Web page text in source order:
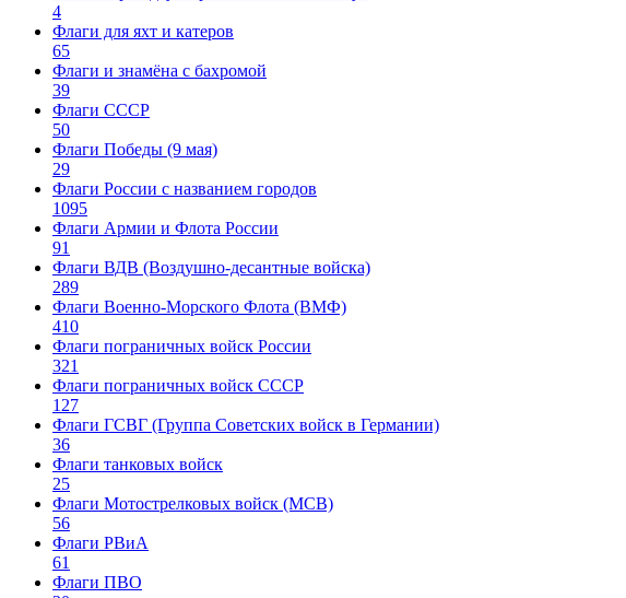
4
Флаги для яхт и катеров
65
Флаги и знамёна с бахромой
39
Флаги СССР
50
Флаги Победы (9 мая)
29
Флаги России с названием городов
1095
Флаги Армии и Флота России
91
Флаги ВДВ (Воздушно-десантные войска)
289
Флаги Военно-Морского Флота (ВМФ)
410
Флаги пограничных войск России
321
Флаги пограничных войск СССР
127
Флаги ГСВГ (Группа Советских войск в Германии)
36
Флаги танковых войск
25
Флаги Мотострелковых войск (МСВ)
56
Флаги РВиА
61
Флаги ПВО